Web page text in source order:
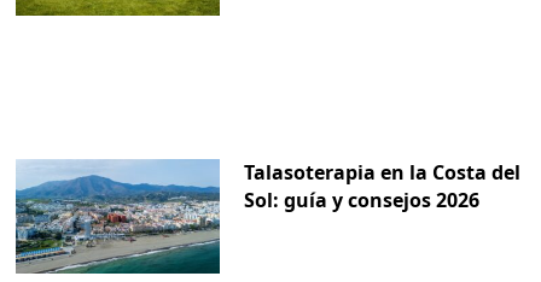
Talasoterapia en la Costa del
Sol: guía y consejos 2026